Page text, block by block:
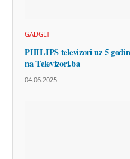
GADGET
PHILIPS televizori uz 5
na Televizori.ba
04.06.2025